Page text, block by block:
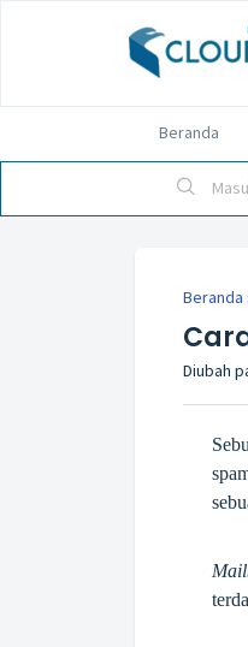
Beranda
Beranda
Diubah